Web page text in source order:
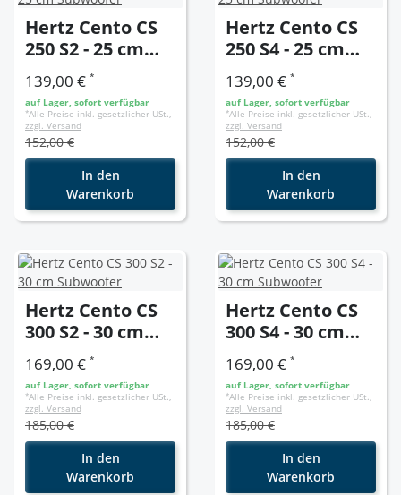
Hertz Cento CS
250 S2 - 25 cm
Subwoofer
139,00 € *
auf Lager, sofort verfügbar
*Alle Preise inkl. gesetzlicher USt.,
zzgl. Versand
152,00 €
In den
Warenkorb
Hertz Cento CS
250 S4 - 25 cm
Subwoofer
139,00 € *
auf Lager, sofort verfügbar
*Alle Preise inkl. gesetzlicher USt.,
zzgl. Versand
152,00 €
In den
Warenkorb
Hertz Cento CS
300 S2 - 30 cm
Subwoofer
169,00 € *
auf Lager, sofort verfügbar
*Alle Preise inkl. gesetzlicher USt.,
zzgl. Versand
185,00 €
In den
Warenkorb
Hertz Cento CS
300 S4 - 30 cm
Subwoofer
169,00 € *
auf Lager, sofort verfügbar
*Alle Preise inkl. gesetzlicher USt.,
zzgl. Versand
185,00 €
In den
Warenkorb